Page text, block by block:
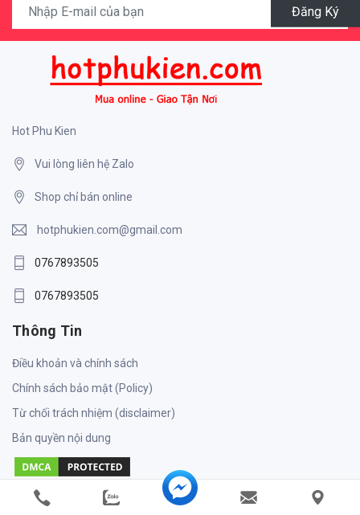
Đăng Ký
Hot Phu Kien
Vui lòng liên hệ Zalo
Shop chỉ bán online
hotphukien.com@gmail.com
0767893505
0767893505
Thông Tin
Điều khoản và chính sách
Chính sách bảo mật (Policy)
Từ chối trách nhiệm (disclaimer)
Bản quyền nội dung
Dịch Vụ